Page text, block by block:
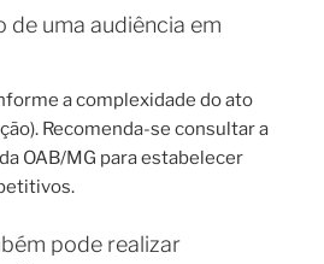
de uma audiência em
a complexidade do ato
Recomenda-se consultar a
OAB/MG para estabelecer
pode realizar